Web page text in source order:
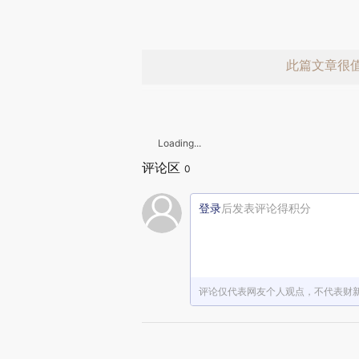
此篇文章很
Loading...
评论区 0
登录后发表评论得积分
评论仅代表网友个人观点，不代表财